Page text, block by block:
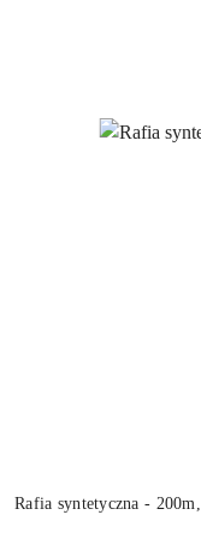
Rafia syntetyczna -